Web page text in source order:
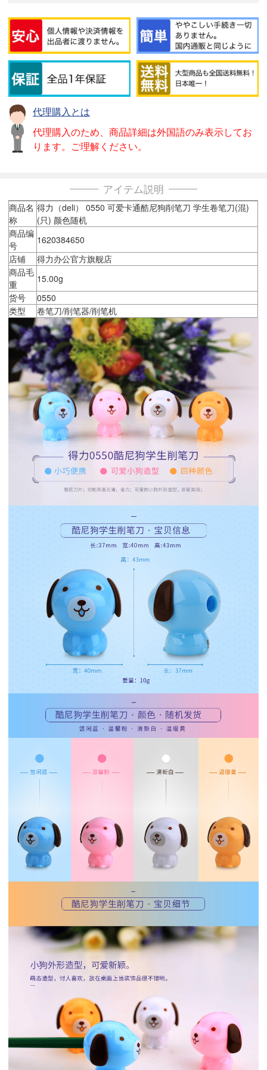
代理購入とは
代理購入のため、商品詳細は外国語のみ表示してお
ります。ご理解ください。
アイテム説明
商品名
称
得力（deli） 0550 可爱卡通酷尼狗削笔刀 学生卷笔刀(混)
(只) 颜色随机
商品编
号
1620384650
店铺
得力办公官方旗舰店
商品毛
重
15.00g
货号
0550
类型
卷笔刀/削笔器/削笔机